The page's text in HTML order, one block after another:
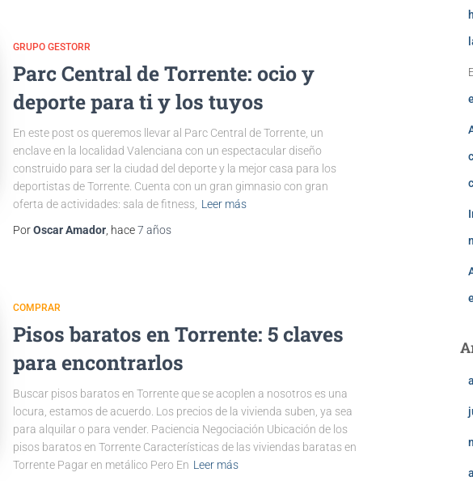
GRUPO GESTORR
Parc Central de Torrente: ocio y
deporte para ti y los tuyos
En este post os queremos llevar al Parc Central de Torrente, un
enclave en la localidad Valenciana con un espectacular diseño
construido para ser la ciudad del deporte y la mejor casa para los
deportistas de Torrente. Cuenta con un gran gimnasio con gran
oferta de actividades: sala de fitness, Leer más
PorOscar Amador , hace7 años
COMPRAR
Pisos baratos en Torrente: 5 claves
para encontrarlos
Buscar pisos baratos en Torrente que se acoplen a nosotros es una
locura, estamos de acuerdo. Los precios de la vivienda suben, ya sea
para alquilar o para vender. Paciencia Negociación Ubicación de los
pisos baratos en Torrente Características de las viviendas baratas en
Torrente Pagar en metálico Pero En Leer más